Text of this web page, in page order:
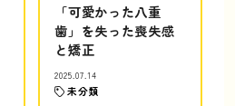
「可愛かった八重
歯」を失った喪失感
と矯正
2025.07.14
未分類